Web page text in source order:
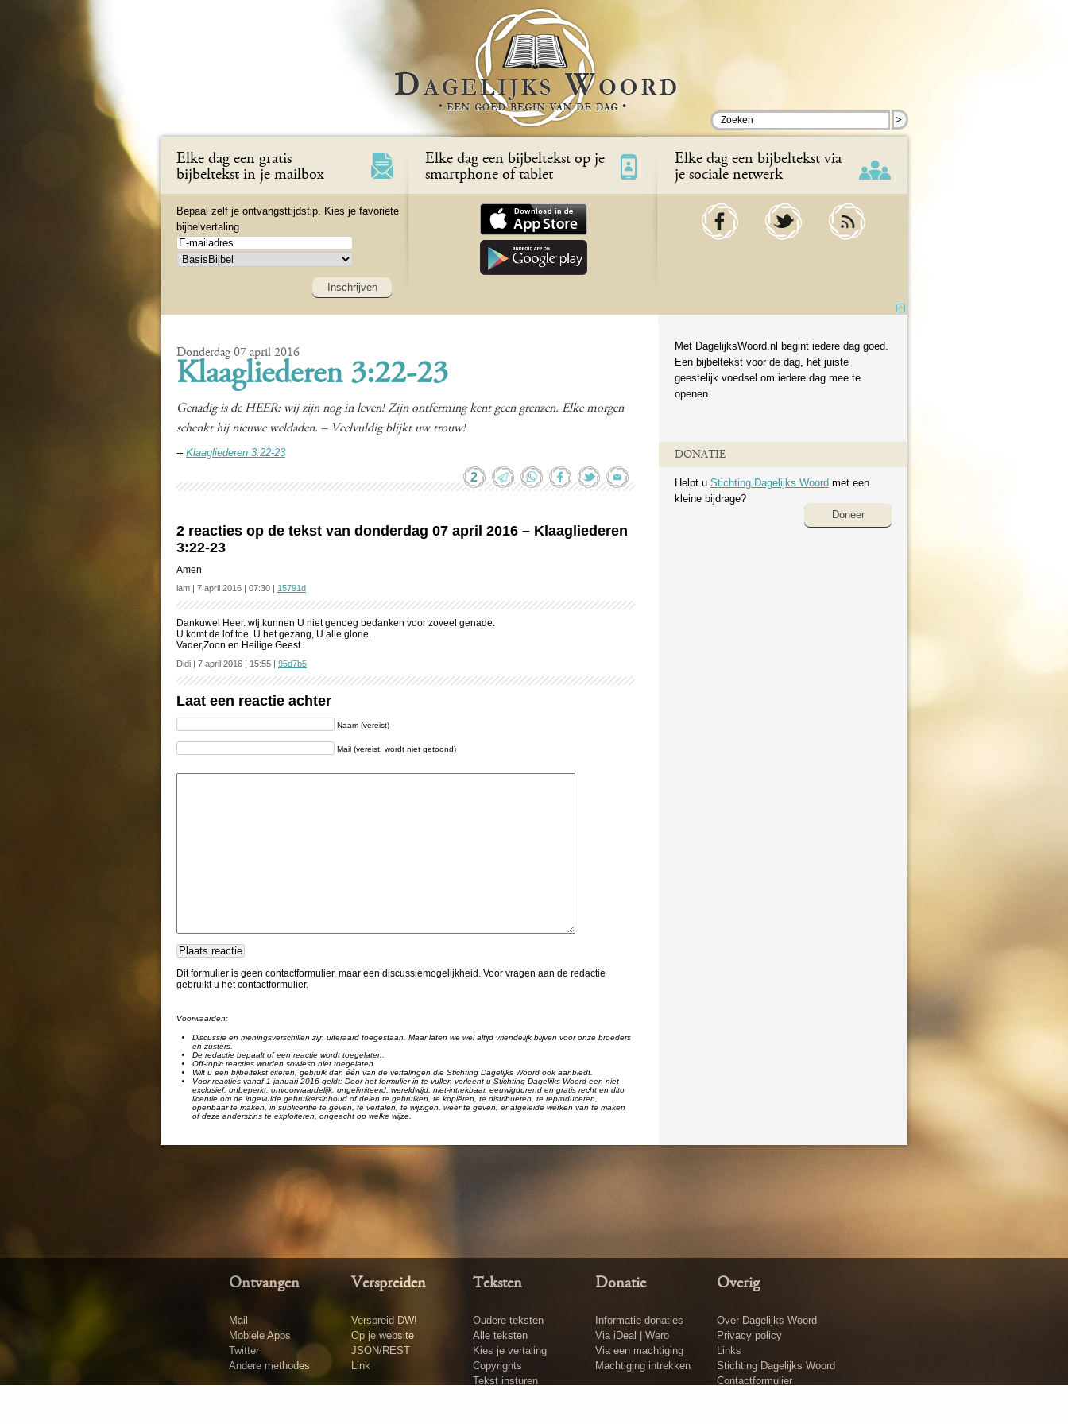
>
Elke dag een gratis
bijbeltekst in je mailbox
Bepaal zelf je ontvangsttijdstip. Kies je favoriete
bijbelvertaling.
Inschrijven
Elke dag een bijbeltekst op je
smartphone of tablet
Elke dag een bijbeltekst via
je sociale netwerk
Donderdag 07 april 2016
Klaagliederen 3:22-23
Genadig is de HEER: wij zijn nog in leven! Zijn ontferming kent geen grenzen. Elke morgen
schenkt hij nieuwe weldaden. – Veelvuldig blijkt uw trouw!
-- Klaagliederen 3:22-23
2
2 reacties op de tekst van donderdag 07 april 2016 – Klaagliederen
3:22-23
Amen
lam | 7 april 2016 | 07:30 | 15791d
Dankuwel Heer. wIj kunnen U niet genoeg bedanken voor zoveel genade.
U komt de lof toe, U het gezang, U alle glorie.
Vader,Zoon en Heilige Geest.
Didi | 7 april 2016 | 15:55 | 95d7b5
Laat een reactie achter
Naam (vereist)
Mail (vereist, wordt niet getoond)
Dit formulier is geen contactformulier, maar een discussiemogelijkheid. Voor vragen aan de redactie
gebruikt u het contactformulier.
Voorwaarden:
Discussie en meningsverschillen zijn uiteraard toegestaan. Maar laten we wel altijd vriendelijk blijven voor onze broeders
en zusters.
De redactie bepaalt of een reactie wordt toegelaten.
Off-topic reacties worden sowieso niet toegelaten.
Wilt u een bijbeltekst citeren, gebruik dan één van de vertalingen die Stichting Dagelijks Woord ook aanbiedt.
Voor reacties vanaf 1 januari 2016 geldt: Door het formulier in te vullen verleent u Stichting Dagelijks Woord een niet-
exclusief, onbeperkt, onvoorwaardelijk, ongelimiteerd, wereldwijd, niet-intrekbaar, eeuwigdurend en gratis recht en dito
licentie om de ingevulde gebruikersinhoud of delen te gebruiken, te kopiëren, te distribueren, te reproduceren,
openbaar te maken, in sublicentie te geven, te vertalen, te wijzigen, weer te geven, er afgeleide werken van te maken
of deze anderszins te exploiteren, ongeacht op welke wijze.
Met DagelijksWoord.nl begint iedere dag goed.
Een bijbeltekst voor de dag, het juiste
geestelijk voedsel om iedere dag mee te
openen.
DONATIE
Helpt u Stichting Dagelijks Woord met een
kleine bijdrage?
Doneer
Ontvangen
Mail
Mobiele Apps
Twitter
Andere methodes
Verspreiden
Verspreid DW!
Op je website
JSON/REST
Link
Teksten
Oudere teksten
Alle teksten
Kies je vertaling
Copyrights
Tekst insturen
Donatie
Informatie donaties
Via iDeal | Wero
Via een machtiging
Machtiging intrekken
Overig
Over Dagelijks Woord
Privacy policy
Links
Stichting Dagelijks Woord
Contactformulier